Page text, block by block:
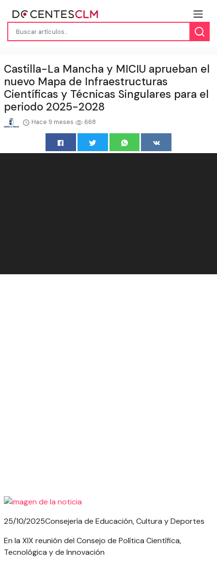
Castilla-La Mancha y MICIU aprueban el
nuevo Mapa de Infraestructuras
Científicas y Técnicas Singulares para el
periodo 2025-2028
Hace 9 meses 668
25/10/2025Consejería de Educación, Cultura y Deportes
En la XIX reunión del Consejo de Política Científica,
Tecnológica y de Innovación